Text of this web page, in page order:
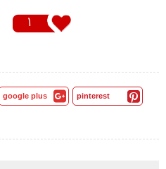
1
google plus pinterest